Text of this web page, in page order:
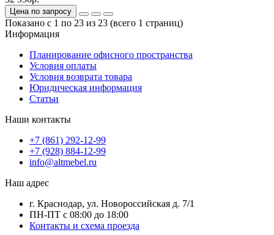
Цена по запросу
Показано с 1 по 23 из 23 (всего 1 страниц)
Информация
Планирование офисного пространства
Условия оплаты
Условия возврата товара
Юридическая информация
Статьи
Наши контакты
+7 (861) 292-12-99
+7 (928) 884-12-99
info@altmebel.ru
Наш адрес
г. Краснодар, ул. Новороссийская д. 7/1
ПН-ПТ с 08:00 до 18:00
Контакты и схема проезда